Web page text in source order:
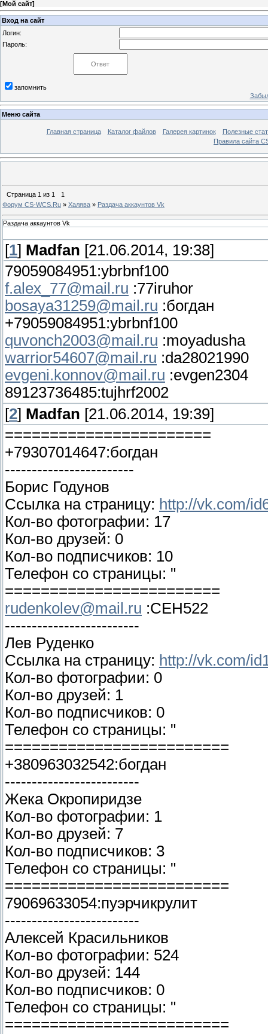
[Мой сайт]
Вход на сайт
Логин:
Пароль:
запомнить
Меню сайта
Главная страница Каталог файлов Галерея картинок
Полезные
Правила сайта
Страница 1 из 1
1
Форум CS-WCS.Ru » Халява » Раздача аккаунтов Vk
Раздача аккаунтов Vk
[1] Madfan [21.06.2014, 19:38]
79059084951:ybrbnf100
f.alex_77@mail.ru :77iruhor
bosaya31259@mail.ru :богдан
+79059084951:ybrbnf100
quvonch2003@mail.ru :moyadusha
warrior54607@mail.ru :da28021990
evgeni.konnov@mail.ru :evgen2304
89123736485:tujhrf2002
[2] Madfan [21.06.2014, 19:39]
=======================
+79307014647:богдан
------------------------
Борис Годунов
Ссылка на страницу: http://vk.com/
Кол-во фотографии: 17
Кол-во друзей: 0
Кол-во подписчиков: 10
Телефон со страницы: "
========================
rudenkolev@mail.ru :CEH522
-------------------------
Лев Руденко
Ссылка на страницу: http://vk.com/
Кол-во фотографии: 0
Кол-во друзей: 1
Кол-во подписчиков: 0
Телефон со страницы: "
=========================
+380963032542:богдан
-------------------------
Жека Окропиридзе
Кол-во фотографии: 1
Кол-во друзей: 7
Кол-во подписчиков: 3
Телефон со страницы: "
=========================
79069633054:пуэрчикрулит
-------------------------
Алексей Красильников
Кол-во фотографии: 524
Кол-во друзей: 144
Кол-во подписчиков: 0
Телефон со страницы: "
=========================